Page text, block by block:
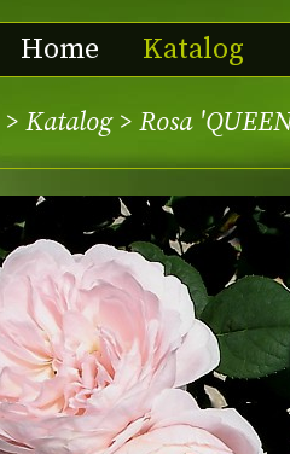
Home Katalog
> Katalog> Rosa